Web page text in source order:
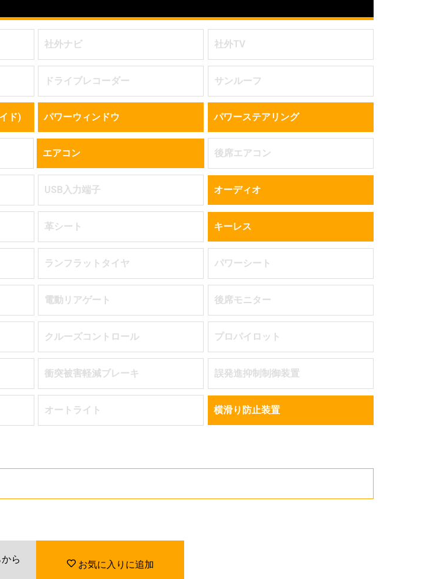
社外ナビ 社外TV
ドライブレコーダー サンルーフ
ド) パワーウィンドウ パワーステアリング
エアコン 後席エアコン
USB入力端子 オーディオ
革シート キーレス
ランフラットタイヤ パワーシート
電動リアゲート 後席モニター
クルーズコントロール プロパイロット
衝突被害軽減ブレーキ 誤発進抑制制御装置
オートライト 横滑り防止装置
ら お気に入りに追加